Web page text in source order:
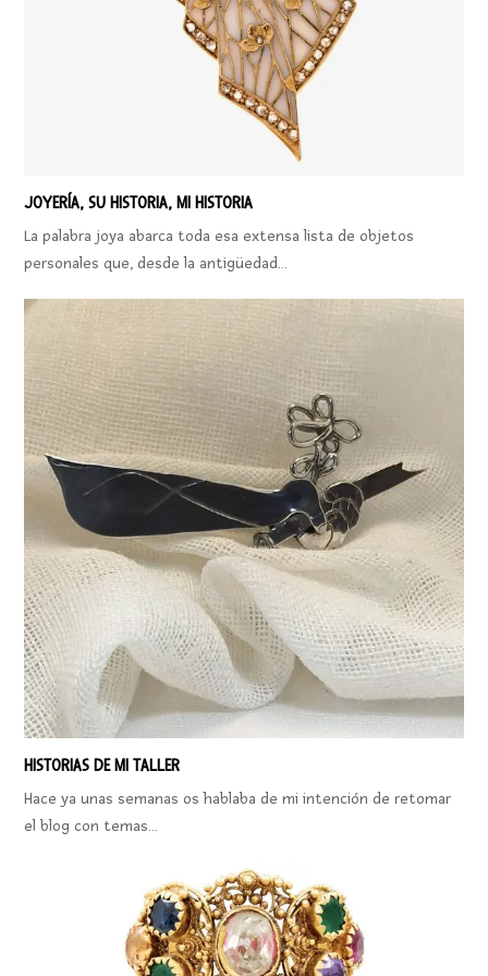
JOYERÍA, SU HISTORIA, MI HISTORIA
La palabra joya abarca toda esa extensa lista de objetos
personales que, desde la antigüedad…
HISTORIAS DE MI TALLER
Hace ya unas semanas os hablaba de mi intención de retomar
el blog con temas…